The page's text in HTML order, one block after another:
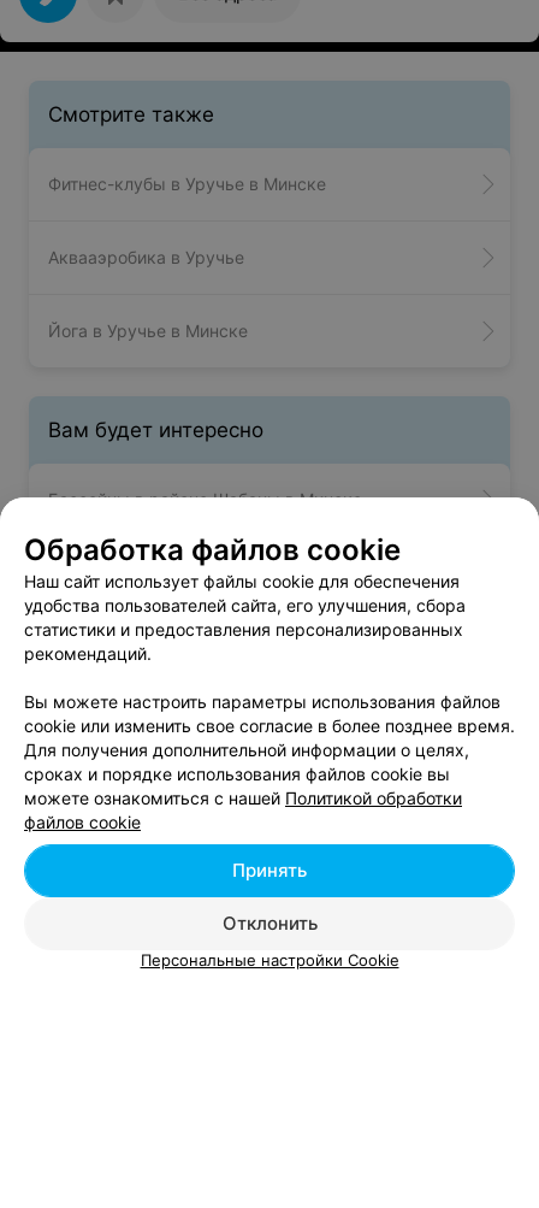
Смотрите также
Фитнес-клубы в Уручье в Минске
Аквааэробика в Уручье
Йога в Уручье в Минске
Вам будет интересно
Бассейны в районе Шабаны в Минске
Бассейны в м-р Юго-Запад в Минске
Бассейны в Каменной Горке в Минске
Добавить компанию
Добавить специалиста
Обработка файлов cookie
Наш сайт использует файлы cookie для обеспечения
удобства пользователей сайта, его улучшения, сбора
статистики и предоставления персонализированных
рекомендаций.
Вы можете настроить параметры использования файлов
cookie или изменить свое согласие в более позднее время.
Для получения дополнительной информации о целях,
сроках и порядке использования файлов cookie вы
можете ознакомиться с нашей Политикой обработки
файлов cookie
Отклонить
Принять
Персональные настройки Cookie